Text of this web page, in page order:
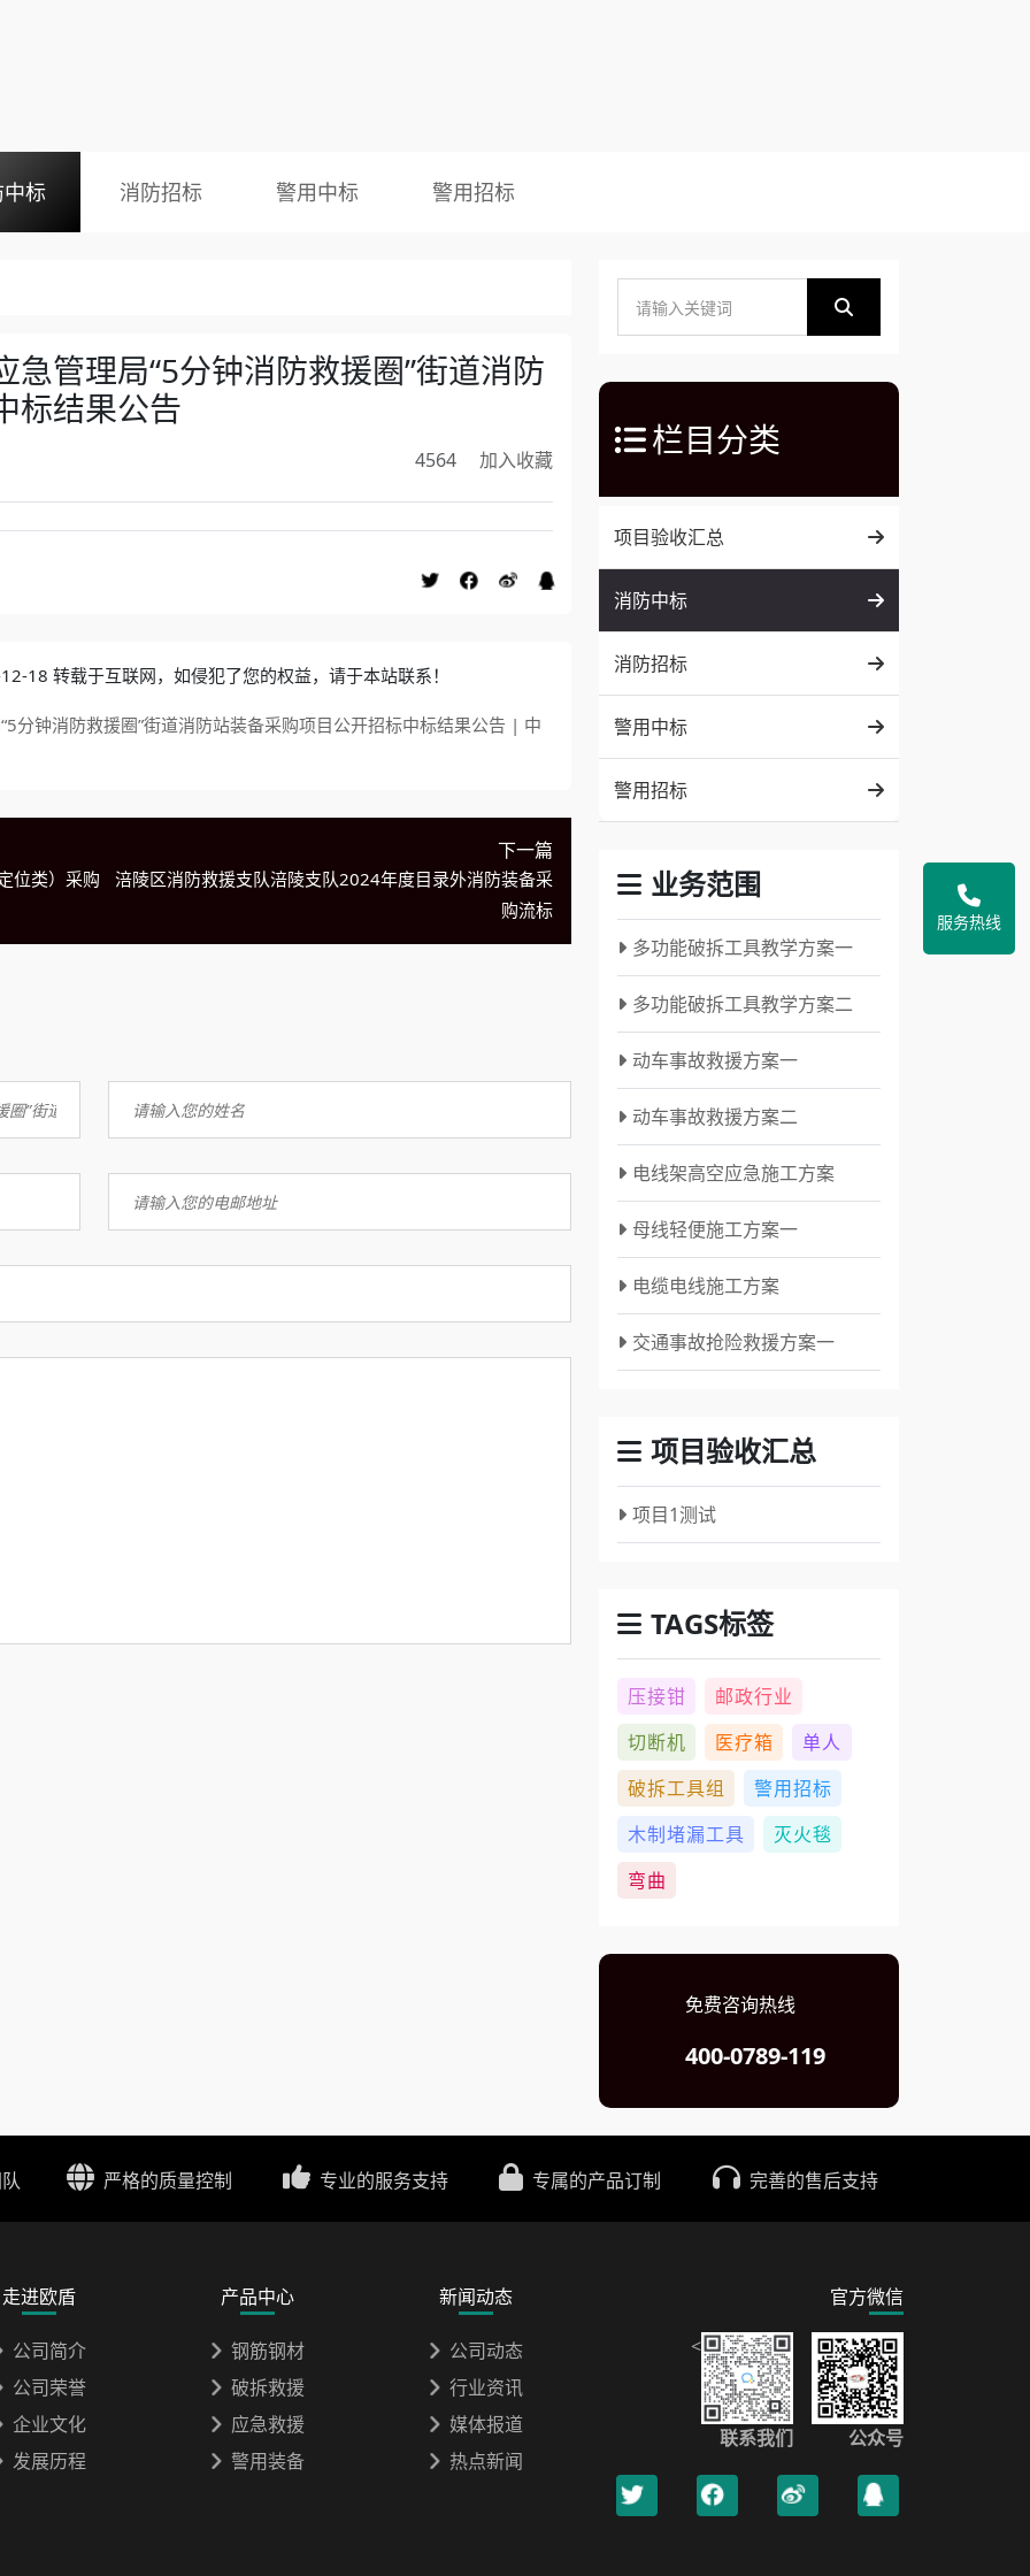
标 消防招标 警用中标 警用招标
管理局“5分钟消防救援圈”街道消防
标结果公告
4564 加入收藏
18 转载于互联网，如侵犯了您的权益，请于本站联系！
分钟消防救援圈”街道消防站装备采购项目公开招标中标结果公告 | 中
位类）采购
下一篇
涪陵区消防救援支队涪陵支队2024年度目录外消防装备采
购流标
栏目分类
项目验收汇总
消防中标
消防招标
警用中标
警用招标
业务范围
多功能破拆工具教学方案一
多功能破拆工具教学方案二
动车事故救援方案一
动车事故救援方案二
电线架高空应急施工方案
母线轻便施工方案一
电缆电线施工方案
交通事故抢险救援方案一
项目验收汇总
项目1测试
TAGS标签
压接钳
邮政行业
切断机
医疗箱
单人
破拆工具组
警用招标
木制堵漏工具
灭火毯
弯曲
免费咨询热线
400-0789-119
严格的质量控制 专业的服务支持 专属的产品订制 完善的售后支持
走进欧盾
公司简介
公司荣誉
企业文化
发展历程
产品中心
钢筋钢材
破拆救援
应急救援
警用装备
新闻动态
公司动态
行业资讯
媒体报道
热点新闻
官方微信
<
联系我们 公众号
服务热线